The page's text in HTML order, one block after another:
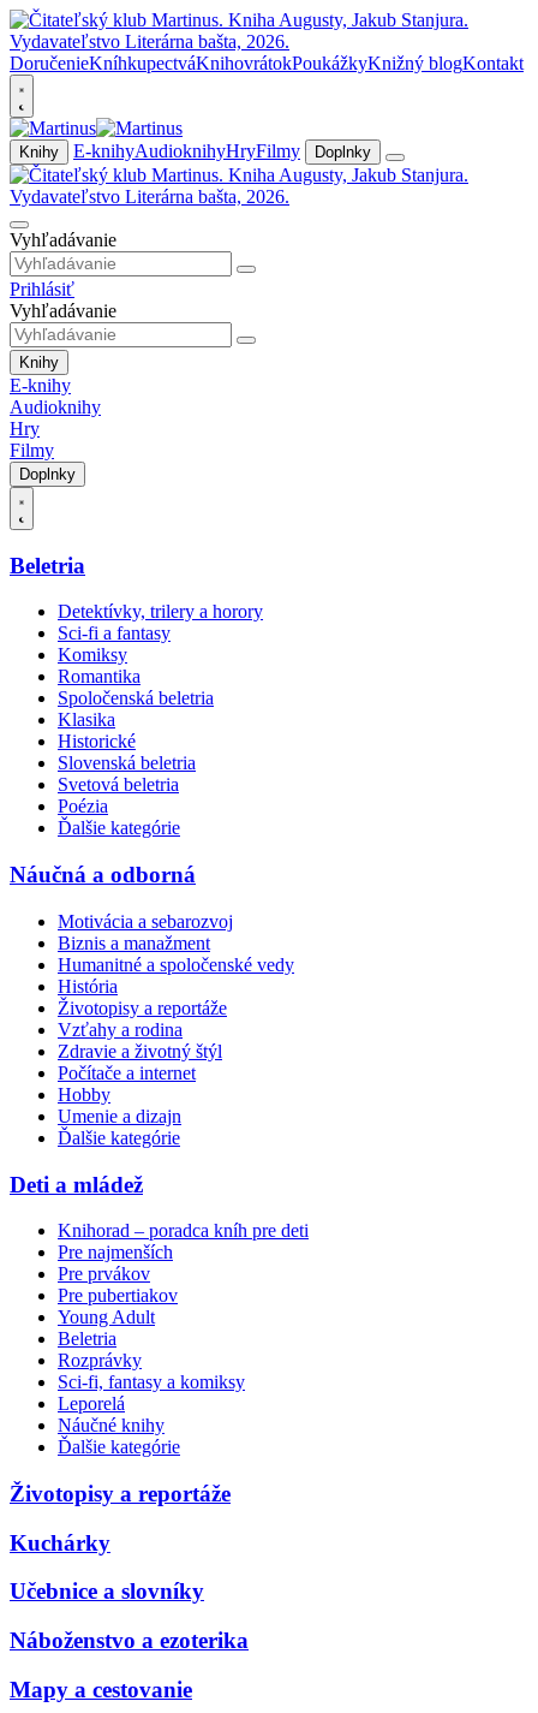
DoručenieKníhkupectváKnihovrátokPoukážkyKnižný blogKontakt
Knihy E-knihyAudioknihyHryFilmy Doplnky
Vyhľadávanie
Prihlásiť
Vyhľadávanie
Knihy
E-knihy
Audioknihy
Hry
Filmy
Doplnky
Beletria
Detektívky, trilery a horory
Sci-fi a fantasy
Komiksy
Romantika
Spoločenská beletria
Klasika
Historické
Slovenská beletria
Svetová beletria
Poézia
Ďalšie kategórie
Náučná a odborná
Motivácia a sebarozvoj
Biznis a manažment
Humanitné a spoločenské vedy
História
Životopisy a reportáže
Vzťahy a rodina
Zdravie a životný štýl
Počítače a internet
Hobby
Umenie a dizajn
Ďalšie kategórie
Deti a mládež
Knihorad – poradca kníh pre deti
Pre najmenších
Pre prvákov
Pre pubertiakov
Young Adult
Beletria
Rozprávky
Sci-fi, fantasy a komiksy
Leporelá
Náučné knihy
Ďalšie kategórie
Životopisy a reportáže
Kuchárky
Učebnice a slovníky
Náboženstvo a ezoterika
Mapy a cestovanie